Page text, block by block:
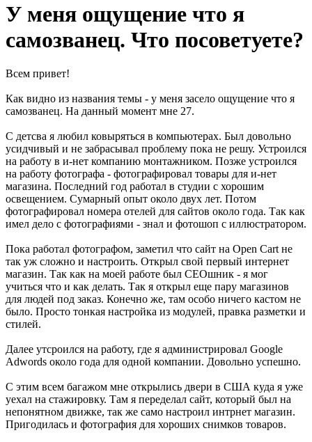
У меня ощущение что я
самозванец. Что посоветуете?
Всем привет!
Как видно из названия темы - у меня засело ощущение что я
самозванец. На данный момент мне 27.
С детсва я любил ковыряться в компьютерах. Был довольно
усидчивый и не забрасывал проблему пока не решу. Устроился
на работу в и-нет компанию монтажником. Позже устроился
на работу фотографа - фотографировал товары для и-нет
магазина. Последний год работал в студии с хорошим
освещением. Сумарный опыт около двух лет. Потом
фотографировал номера отелей для сайтов около года. Так как
имел дело с фотографиями - знал и фотошоп с иллюстратором.
Пока работал фотографом, заметил что сайт на Open Cart не
так уж сложно и настроить. Открыл свой первый интернет
магазин. Так как на моей работе был СЕОшник - я мог
учиться что и как делать. Так я открыл еще пару магазинов
для людей под заказ. Конечно же, там особо ничего кастом не
было. Просто тонкая настройка из модулей, правка разметки и
стилей.
Далее утсроился на работу, где я администрировал Google
Adwords около года для одной компании. Довольно успешно.
С этим всем багажом мне открылись двери в США куда я уже
уехал на стажировку. Там я переделал сайт, который был на
непонятном движке, так же само настроил интрнет магазин.
Пригодилась и фотография для хороших снимков товаров.